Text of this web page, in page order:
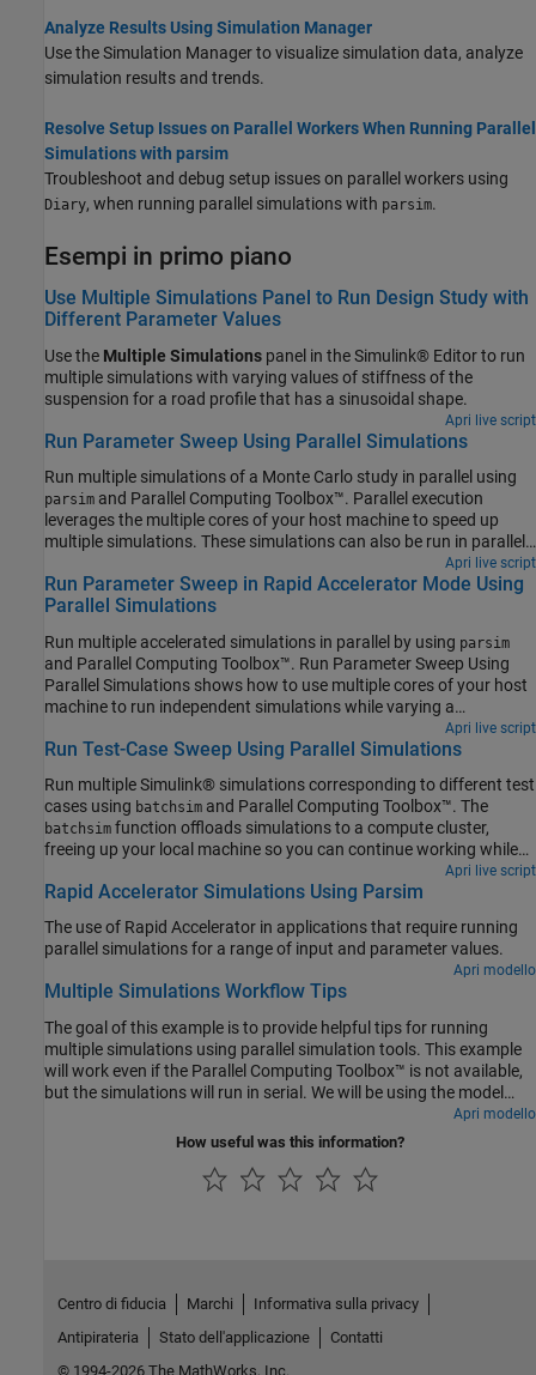
Analyze Results Using Simulation Manager
Use the Simulation Manager to visualize simulation data, analyze
simulation results and trends.
Resolve Setup Issues on Parallel Workers When Running Parallel
Simulations with parsim
Troubleshoot and debug setup issues on parallel workers using
Diary, when running parallel simulations with parsim.
Esempi in primo piano
Use Multiple Simulations Panel to Run Design Study with
Different Parameter Values
Use the Multiple Simulations panel in the Simulink® Editor to run
multiple simulations with varying values of stiffness of the
suspension for a road profile that has a sinusoidal shape.
Apri live script
Run Parameter Sweep Using Parallel Simulations
Run multiple simulations of a Monte Carlo study in parallel using
parsim and Parallel Computing Toolbox™. Parallel execution
leverages the multiple cores of your host machine to speed up
multiple simulations. These simulations can also be run in parallel
on compute clusters using MATLAB® Parallel Server™. If you do
not have Parallel Computing Toolbox or MATLAB Parallel Server,
the simulations in this example run serially.
Apri live script
Run Parameter Sweep in Rapid Accelerator Mode Using
Parallel Simulations
Run multiple accelerated simulations in parallel by using parsim
and Parallel Computing Toolbox™. Run Parameter Sweep Using
Parallel Simulations shows how to use multiple cores of your host
machine to run independent simulations while varying a
parameter. In this example, use rapid accelerator mode to speed
up multiple simulations even further. If you do not have Parallel
this example run serially.
Apri live script
Run Test-Case Sweep Using Parallel Simulations
Run multiple Simulink® simulations corresponding to different test
cases using batchsim and Parallel Computing Toolbox™. The
batchsim function offloads simulations to a compute cluster,
freeing up your local machine so you can continue working while
is useful for running
parallel simulations on local resources,batchsimis useful for
If you do not have Parallel Computing Toolbox, the simulations in
this example will run serially.
Apri live script
Rapid Accelerator Simulations Using Parsim
The use of Rapid Accelerator in applications that require running
parallel simulations for a range of input and parameter values.
Apri modello
Multiple Simulations Workflow Tips
The goal of this example is to provide helpful tips for running
multiple simulations using parallel simulation tools. This example
will work even if the Parallel Computing Toolbox™ is not available,
but the simulations will run in serial. We will be using the model
Apri modello
How useful was this information?
Centro di fiducia Marchi
Informativa sulla privacy
Antipirateria
Stato dell'applicazione
Contatti
© 1994-2026 The MathWorks, Inc.